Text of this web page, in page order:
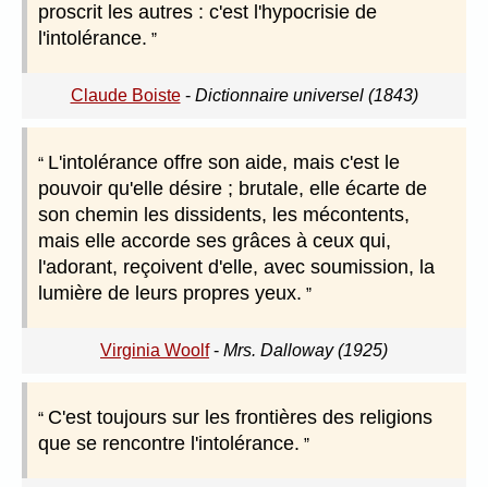
proscrit les autres : c'est l'hypocrisie de
l'intolérance.
Claude Boiste- Dictionnaire universel (1843)
L'intolérance offre son aide, mais c'est le
pouvoir qu'elle désire ; brutale, elle écarte de
son chemin les dissidents, les mécontents,
mais elle accorde ses grâces à ceux qui,
l'adorant, reçoivent d'elle, avec soumission, la
lumière de leurs propres yeux.
Virginia Woolf- Mrs. Dalloway (1925)
C'est toujours sur les frontières des religions
que se rencontre l'intolérance.